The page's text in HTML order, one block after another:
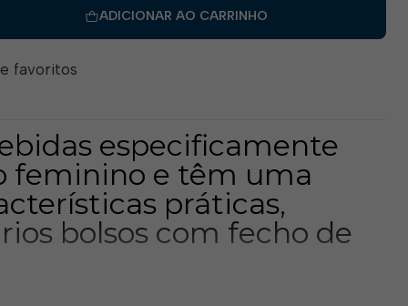
ADICIONAR AO CARRINHO
favoritos
especificamente
feminino e têm uma
práticas,
bolsos com fecho de